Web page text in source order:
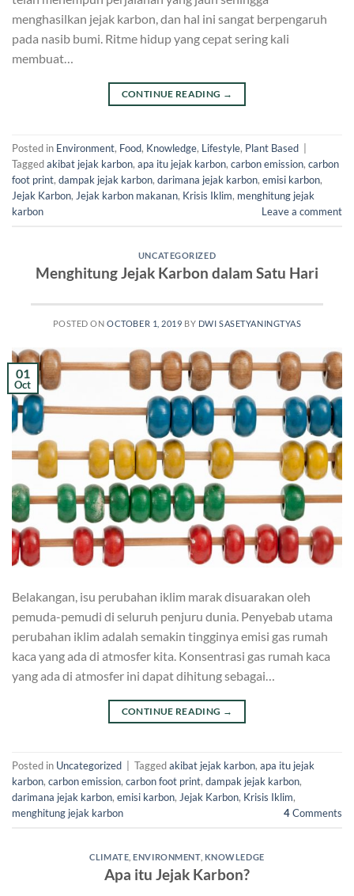
menghasilkan jejak karbon, dan hal ini sangat berpengaruh
pada nasib bumi. Ritme hidup yang cepat sering kali
membuat…
CONTINUE READING →
Posted in Environment, Food, Knowledge, Lifestyle, Plant Based
Taggedakibat jejak karbon, apa itu jejak karbon, carbon emission, carbon
foot print, dampak jejak karbon, darimana jejak karbon, emisi karbon,
Jejak Karbon, Jejak karbon makanan, Krisis Iklim, menghitung jejak
karbon
Leave a comment
UNCATEGORIZED
Menghitung Jejak Karbon dalam Satu Hari
POSTED ONOCTOBER 1, 2019 BY DWI SASETYANINGTYAS
01
Oct
Belakangan, isu perubahan iklim marak disuarakan oleh
pemuda-pemudi di seluruh penjuru dunia. Penyebab utama
perubahan iklim adalah semakin tingginya emisi gas rumah
kaca yang ada di atmosfer kita. Konsentrasi gas rumah kaca
yang ada di atmosfer ini dapat dihitung sebagai…
CONTINUE READING →
Posted in Uncategorized Taggedakibat jejak karbon, apa itu jejak
karbon, carbon emission, carbon foot print, dampak jejak karbon,
darimana jejak karbon, emisi karbon, Jejak Karbon, Krisis Iklim,
menghitung jejak karbon
4Comments
CLIMATE ,ENVIRONMENT, KNOWLEDGE
Apa itu Jejak Karbon?